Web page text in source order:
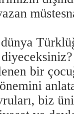
bir
önemini
biz